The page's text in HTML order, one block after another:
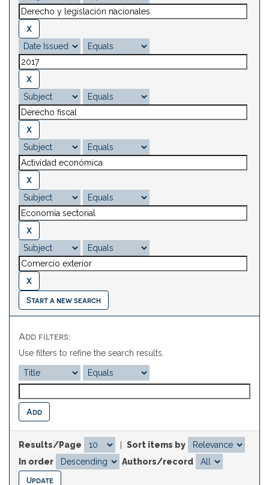
Start a new search
Add filters:
Use filters to refine the search results.
Results/Page
Sort items by
In order
Authors/record